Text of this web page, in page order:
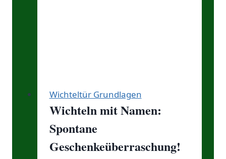
Wichteltür Grundlagen
Wichteln mit Namen:
Spontane
Geschenkeüberraschung!